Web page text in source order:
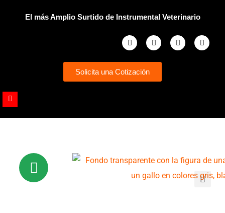
El más Amplio Surtido de Instrumental Veterinario
FacebookInstagramWhatsapp
Solicita una Cotización
Youtube